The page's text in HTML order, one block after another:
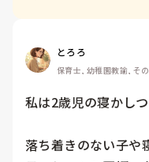
とろろ
保育士, 幼稚園教諭, そ
私は2歳児の寝かし
落ち着きのない子や